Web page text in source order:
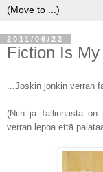
2011/06/22
Fiction Is
...Joskin jonkin verran
(Niin ja Tallinnasta
verran lepoa että